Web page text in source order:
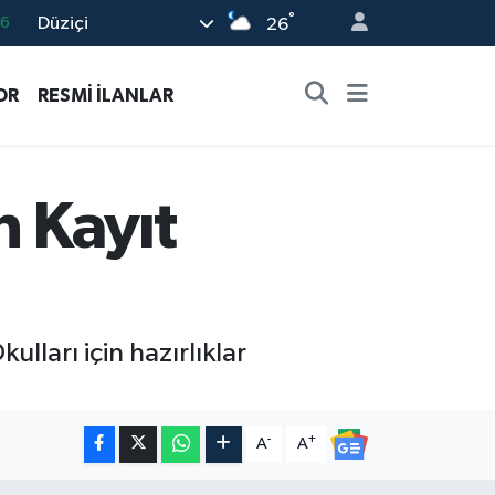
Düziçi 26°
RESMİ İLANLAR
Kayıt
için hazırlıklar
A- A+